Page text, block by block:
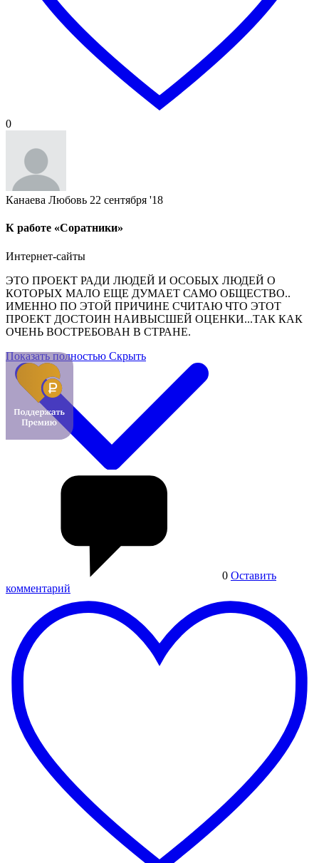
0
Канаева Любовь 22 сентября '18
К работе «Соратники»
Интернет-сайты
ЭТО ПРОЕКТ РАДИ ЛЮДЕЙ И ОСОБЫХ ЛЮДЕЙ О
КОТОРЫХ МАЛО ЕЩЕ ДУМАЕТ САМО ОБЩЕСТВО..
ИМЕННО ПО ЭТОЙ ПРИЧИНЕ СЧИТАЮ ЧТО ЭТОТ
ПРОЕКТ ДОСТОИН НАИВЫСШЕЙ ОЦЕНКИ...ТАК КАК
ОЧЕНЬ ВОСТРЕБОВАН В СТРАНЕ.
Показать полностью Скрыть
0 Оставить
комментарий